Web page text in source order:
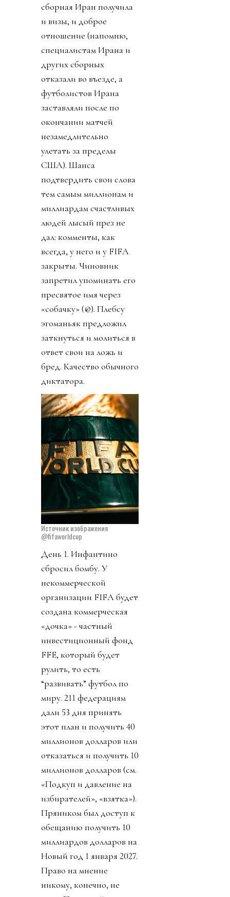
сборная Иран получила
и визы, и доброе
отношение (напомню,
специалистам Ирана и
других сборных
отказали во въезде, а
футболистов Ирана
заставляли после по
окончании матчей
незамедлительно
улетать за пределы
США). Шанса
подтвердить свои слова
тем самым миллионам и
миллиардам счастливых
людей лысый през не
дал: комменты, как
всегда, у него и у FIFA
закрыты. Чиновник
запретил упоминать его
пресвятое имя через
«собачку» (@). Плебсу
эгоманьяк предложил
заткнуться и молиться в
ответ свои на ложь и
бред. Качество обычного
диктатора.
Источник изображения
@fifaworldcup
День 1. Инфантино
сбросил бомбу. У
некоммерческой
организации FIFA будет
создана коммерческая
«дочка» - частный
инвестиционный фонд
FFE, который будет
рулить, то есть
“развивать” футбол по
миру. 211 федерациям
дали 53 дня принять
этот план и получить 40
миллионов долларов или
отказаться и получить 10
миллионов долларов (см.
«Подкуп и давление на
избирателей», «взятка»).
Пряником был доступ к
обещанию получить 10
миллиардов долларов на
Новый год 1 января 2027.
Право на мнение
никому, конечно, не